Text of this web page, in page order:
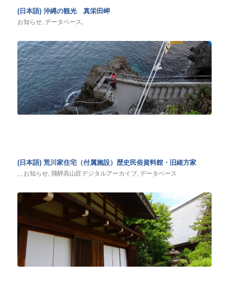
(日本語) 沖縄の観光 真栄田岬
お知らせ, データベース
(日本語) 荒川家住宅（付属施設）歴史民俗資料館・旧緒方家
, , お知らせ, 飛騨高山匠デジタルアーカイブ, データベース